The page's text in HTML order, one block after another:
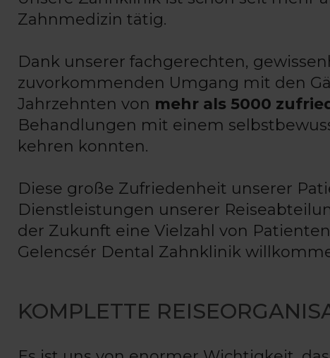
Zahnmedizin tätig.
Dank unserer fachgerechten,
zuvorkommenden Umgang mit den
Jahrzehnten von mehr als 5000
Behandlungen mit einem
kehren konnten.
Diese große Zufriedenheit unserer
Dienstleistungen unserer
der Zukunft eine Vielzahl von
Gelencsér Dental Zahnklinik
KOMPLETTE